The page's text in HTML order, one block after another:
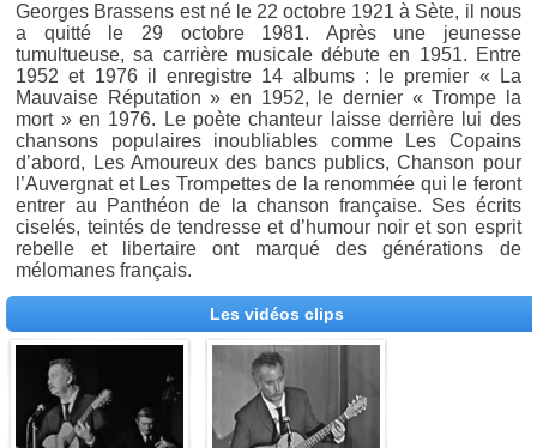
Georges Brassens est né le 22 octobre 1921 à Sète, il nous
a quitté le 29 octobre 1981. Après une jeunesse
tumultueuse, sa carrière musicale débute en 1951. Entre
1952 et 1976 il enregistre 14 albums : le premier « La
Mauvaise Réputation » en 1952, le dernier « Trompe la
mort » en 1976. Le poète chanteur laisse derrière lui des
chansons populaires inoubliables comme Les Copains
d’abord, Les Amoureux des bancs publics, Chanson pour
l’Auvergnat et Les Trompettes de la renommée qui le feront
entrer au Panthéon de la chanson française. Ses écrits
ciselés, teintés de tendresse et d’humour noir et son esprit
rebelle et libertaire ont marqué des générations de
mélomanes français.
Les vidéos clips